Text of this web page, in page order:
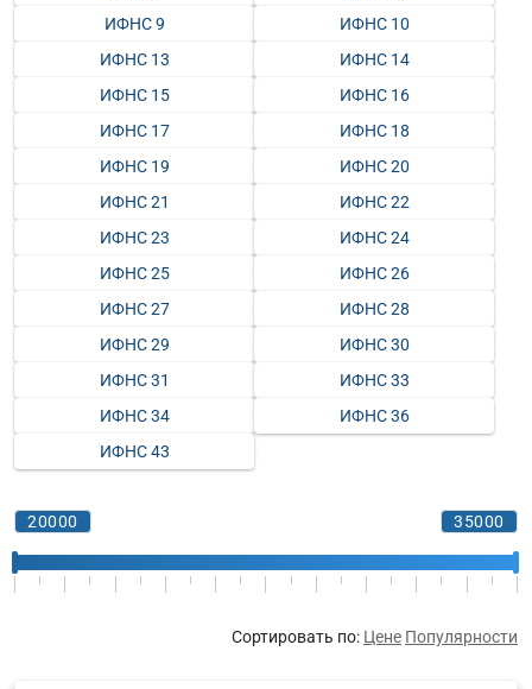
ИФНС 9
ИФНС 10
ИФНС 13
ИФНС 14
ИФНС 15
ИФНС 16
ИФНС 17
ИФНС 18
ИФНС 19
ИФНС 20
ИФНС 21
ИФНС 22
ИФНС 23
ИФНС 24
ИФНС 25
ИФНС 26
ИФНС 27
ИФНС 28
ИФНС 29
ИФНС 30
ИФНС 31
ИФНС 33
ИФНС 34
ИФНС 36
ИФНС 43
Сортировать по: Цене Популярности